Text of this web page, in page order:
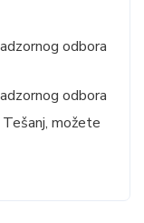
odbora
odbora
možete